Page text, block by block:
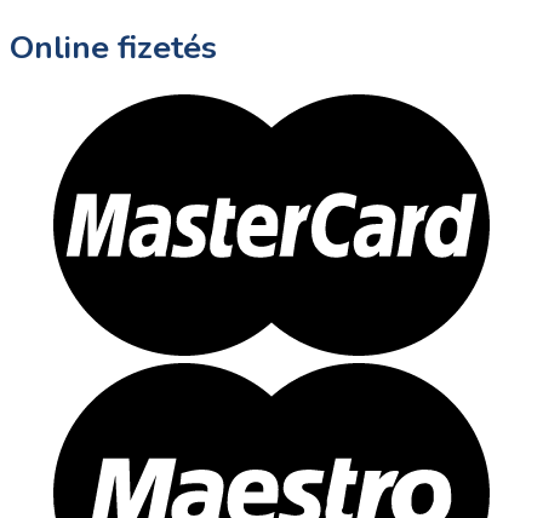
Online fizetés